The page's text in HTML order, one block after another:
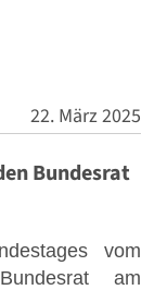
22. März 2025
Bundesrat
vom
am